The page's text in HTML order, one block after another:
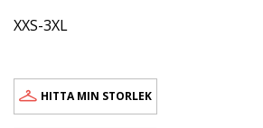
XXS-3XL
HITTA MIN STORLEK